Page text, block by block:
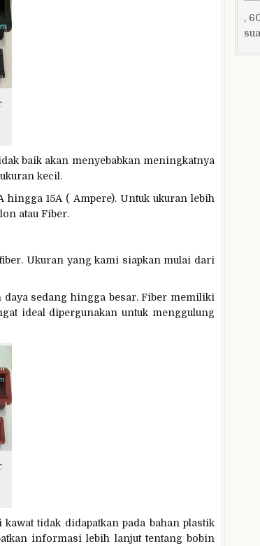
baik akan menyebabkan meningkatnya
kecil.
15A ( Ampere). Untuk ukuran lebih
atau Fiber.
Ukuran yang kami siapkan mulai dari
sedang hingga besar. Fiber memiliki
ideal dipergunakan untuk menggulung
tidak didapatkan pada bahan plastik
informasi lebih lanjut tentang bobin
,